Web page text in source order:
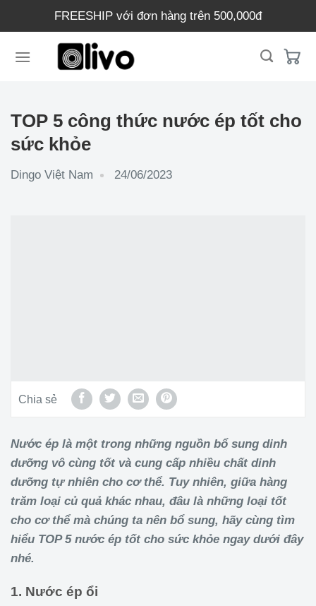
dung
FREESHIP với đơn hàng trên 500,000đ
TOP 5 công thức nước ép tốt cho
sức khỏe
Dingo Việt Nam 24/06/2023
Chia sẻ
Nước ép là một trong những nguồn bổ sung dinh
dưỡng vô cùng tốt và cung cấp nhiều chất dinh
dưỡng tự nhiên cho cơ thể. Tuy nhiên, giữa hàng
trăm loại củ quả khác nhau, đâu là những loại tốt
cho cơ thể mà chúng ta nên bổ sung, hãy cùng tìm
hiểu TOP 5 nước ép tốt cho sức khỏe ngay dưới đây
nhé.
1. Nước ép ổi